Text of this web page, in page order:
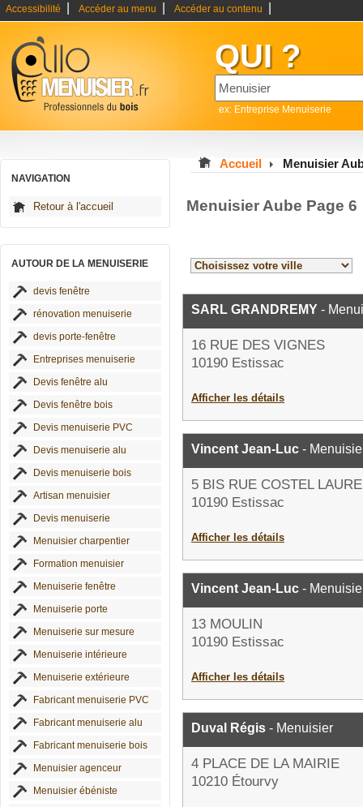
Accessibilité Accéder au menu Accéder au contenu
QUI ?
ex: Entreprise Menuiserie
NAVIGATION
Retour à l'accueil
AUTOUR DE LA MENUISERIE
devis fenêtre
rénovation menuiserie
devis porte-fenêtre
Entreprises menuiserie
Devis fenêtre alu
Devis fenêtre bois
Devis menuiserie PVC
Devis menuiserie alu
Devis menuiserie bois
Artisan menuisier
Devis menuiserie
Menuisier charpentier
Formation menuisier
Menuiserie fenêtre
Menuiserie porte
Menuiserie sur mesure
Menuiserie intérieure
Menuiserie extérieure
Fabricant menuiserie PVC
Fabricant menuiserie alu
Fabricant menuiserie bois
Menuisier agenceur
Menuisier ébéniste
Accueil Menuisier
Menuisier Aube Page 6
SARL GRANDREMY -
16 RUE DES VIGNES
10190 Estissac
Afficher les détails
Vincent Jean-Luc -
5 BIS RUE COSTEL
10190 Estissac
Afficher les détails
Vincent Jean-Luc -
13 MOULIN
10190 Estissac
Afficher les détails
Duval Régis - Menuisier
4 PLACE DE LA MAIRIE
10210 Étourvy